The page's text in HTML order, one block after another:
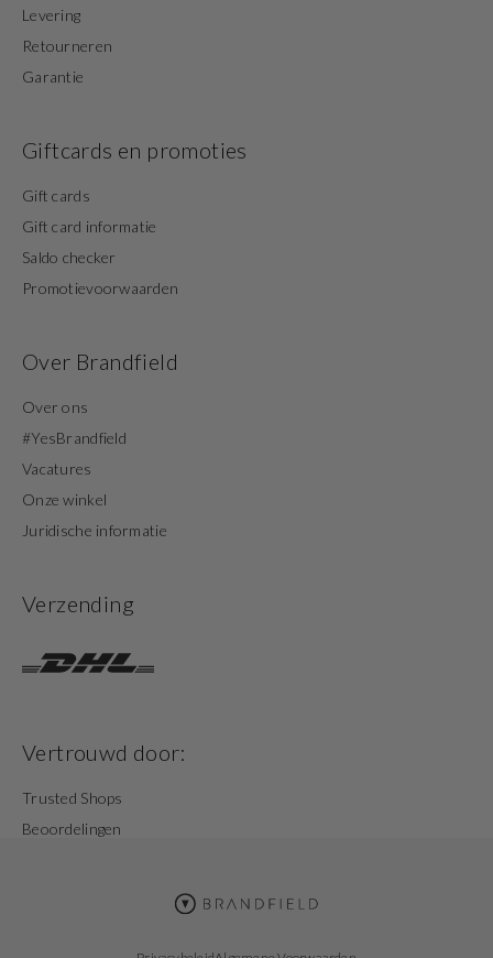
Levering
Retourneren
Garantie
Giftcards en promoties
Gift cards
Gift card informatie
Saldo checker
Promotievoorwaarden
Over Brandfield
Over ons
#YesBrandfield
Vacatures
Onze winkel
Juridische informatie
Verzending
Vertrouwd door:
Trusted Shops
Beoordelingen